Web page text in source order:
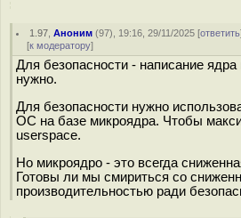
1.97 ,Аноним (97), 19:16, 29/11/2025 [ответить
[к модератору]
Для безопасности - написание
нужно.
Для безопасности нужно
ОС на базе микроядра. Чтобы
userspace.
Но микроядро - это всегда
Готовы ли мы смириться со
производительностью ради